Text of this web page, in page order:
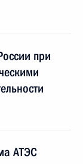
при
АТЭС